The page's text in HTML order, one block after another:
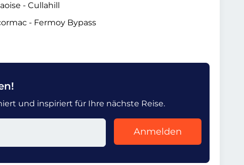
- Cullahill
- Fermoy Bypass
und inspiriert für Ihre nächste Reise.
Anmelden